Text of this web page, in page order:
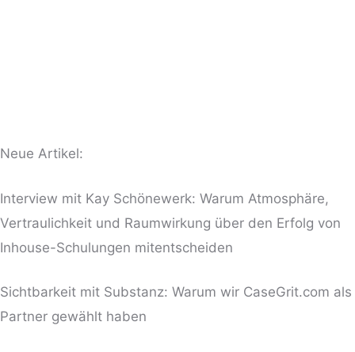
Neue Artikel:
Interview mit Kay Schönewerk: Warum Atmosphäre,
Vertraulichkeit und Raumwirkung über den Erfolg von
Inhouse-Schulungen mitentscheiden
Sichtbarkeit mit Substanz: Warum wir CaseGrit.com als
Partner gewählt haben